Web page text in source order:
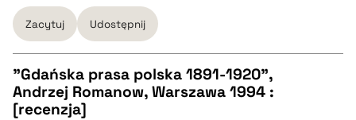
BIBTEX
pobierz cytat
Zacytuj Udostępnij
CZYSTY TEKST
"Gdańska prasa polska 1891-1920",
Andrzej Romanow, Warszawa 1994 :
[recenzja]